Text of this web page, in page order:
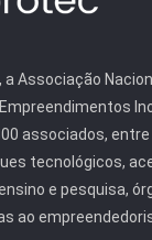
a Associação
associados,
tecnológicos,
e pesquisa,
ao